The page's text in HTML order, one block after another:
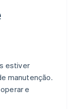
estiver
manutenção.
e